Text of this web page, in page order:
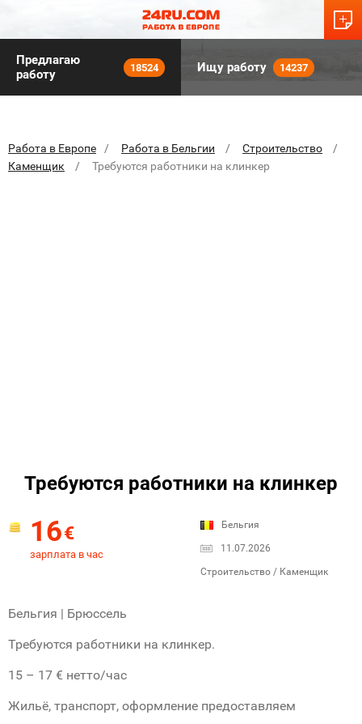
Предлагаю
работу
18524 Ищу работу 14237
Работа в Европе Работа в Бельгии
Строительство
Каменщик
Требуются работники на клинкер
Требуются работники на клинкер
16€
зарплата в час
Бельгия
11.07.2026
Строительство / Каменщик
Бельгия | Брюссель
Требуются работники на клинкер.
15 – 17 € нетто/час
Жильё, транспорт, оформление предоставляем